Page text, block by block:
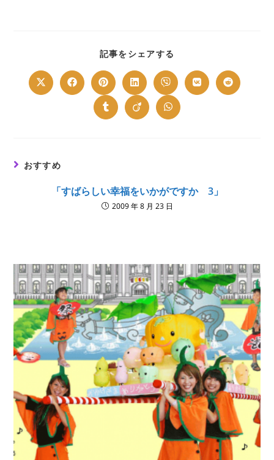
記事をシェアする
CONTENT
Opens
in
Opens
in
window
Opens
in
a
new
window
Opens
in
a
new
window
Opens
in
a
new
window
Opens
in
Opens
in
Opens
in
Opens
in
Opens
in
おすすめ
「すばらしい幸福をいかがですか 3」
2009 年 8 月 23 日